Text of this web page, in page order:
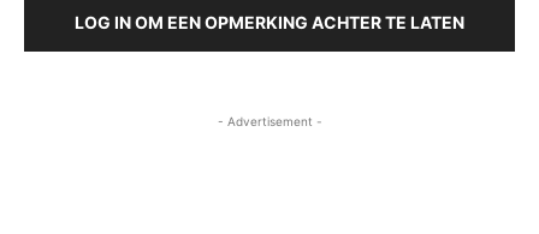
LOG IN OM EEN OPMERKING ACHTER TE LATEN
- Advertisement -